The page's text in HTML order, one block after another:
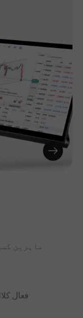
ماہرین
فعال